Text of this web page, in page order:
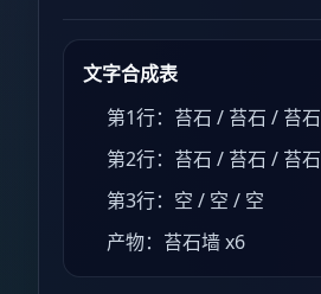
文字合成表
第1行：苔石 / 苔石 / 苔石
第2行：苔石 / 苔石 / 苔石
第3行：空 / 空 / 空
产物：苔石墙 x6